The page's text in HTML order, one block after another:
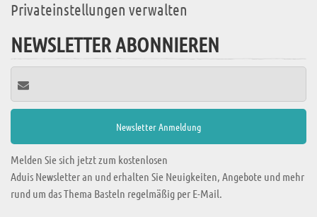
Privateinstellungen verwalten
NEWSLETTER ABONNIEREN
Melden Sie sich jetzt zum kostenlosen
Aduis Newsletter an und erhalten Sie Neuigkeiten, Angebote und mehr
rund um das Thema Basteln regelmäßig per E-Mail.